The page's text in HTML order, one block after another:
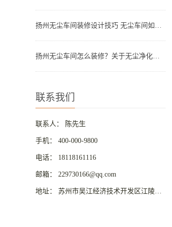
扬州无尘车间装修设计技巧 无尘车间如何装修
扬州无尘车间怎么装修？关于无尘净化车间装修的几点建议分享
联系我们
联系人： 陈先生
手机： 400-000-9800
电话： 18118161116
邮箱： 229730166@qq.com
地址： 苏州市吴江经济技术开发区江陵路8号华东国际商业城C区